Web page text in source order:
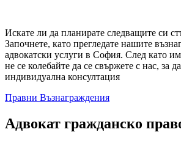
Искате ли да планирате следващите си
Започнете, като прегледате нашите
адвокатски услуги в София. След като
не се колебайте да се свържете с нас, за
индивидуална консултация
Правни Възнаграждения
Адвокат гражданско